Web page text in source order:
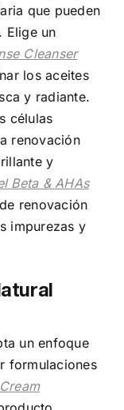
que pueden
Elige un
Cleanser
los aceites
y radiante.
células
renovación
y
Beta & AHAs
renovación
impurezas y
un enfoque
formulaciones